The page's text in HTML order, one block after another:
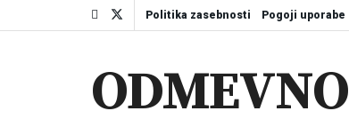
Politika zasebnosti Pogoji uporabe
ODMEVNO